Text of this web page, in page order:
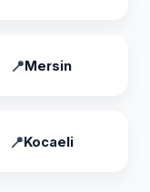
Mersin
Kocaeli